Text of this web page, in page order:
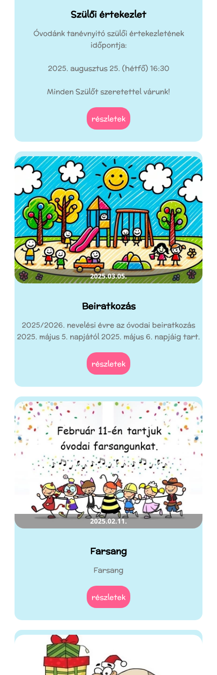
Szülői értekezlet
Óvodánk tanévnyitó szülői értekezletének
időpontja:
2025. augusztus 25. (hétfő) 16:30
Minden Szülőt szeretettel várunk!
részletek
2025.03.05.
Beiratkozás
2025/2026. nevelési évre az óvodai beiratkozás
2025. május 5. napjától 2025. május 6. napjáig tart.
részletek
2025.02.11.
Farsang
Farsang
részletek